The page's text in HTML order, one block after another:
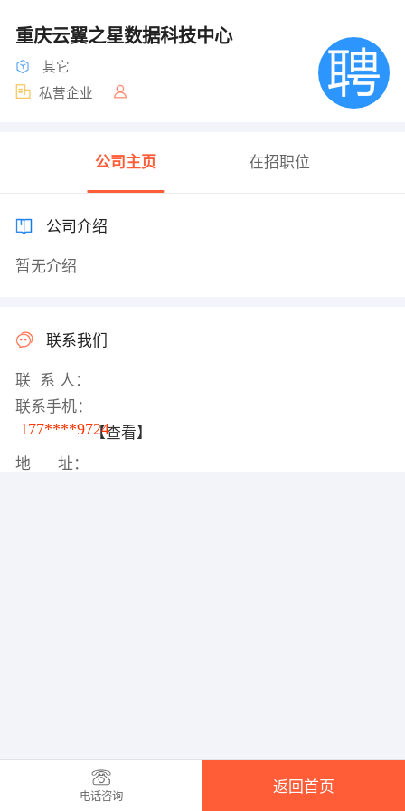
重庆云翼之星数据科技中心
其它
私营企业
公司主页 在招职位
公司介绍
暂无介绍
联系我们
联 系 人：
联系手机：
177****9724【查看】
地 址：
电话咨询
返回首页